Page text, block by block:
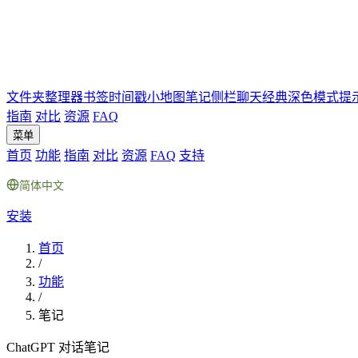
文件夹整理器书签时间戳小地图笔记侧栏聊天经典深色模式提
指南 对比 资源 FAQ
菜单
首页 功能 指南 对比 资源 FAQ 支持
简体中文
安装
首页
/
功能
/
笔记
ChatGPT 对话笔记